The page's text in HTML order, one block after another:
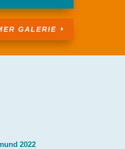
GALERIE
2022